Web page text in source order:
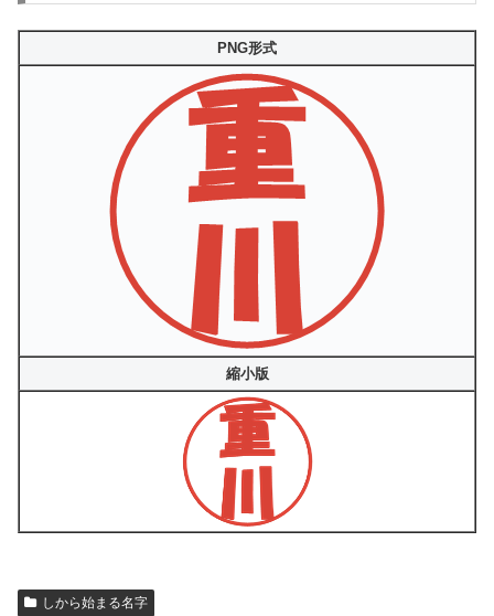
PNG形式
縮小版
しから始まる名字